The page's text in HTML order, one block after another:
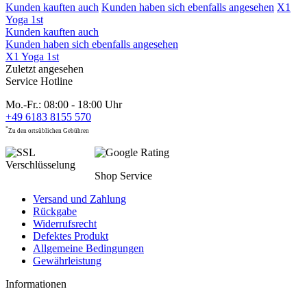
Kunden kauften auch Kunden haben sich ebenfalls angesehen X1
Yoga 1st
Kunden kauften auch
Kunden haben sich ebenfalls angesehen
X1 Yoga 1st
Zuletzt angesehen
Service Hotline
Mo.-Fr.: 08:00 - 18:00 Uhr
+49 6183 8155 570
*Zu den ortsüblichen Gebühren
Shop Service
Versand und Zahlung
Rückgabe
Widerrufsrecht
Defektes Produkt
Allgemeine Bedingungen
Gewährleistung
Informationen